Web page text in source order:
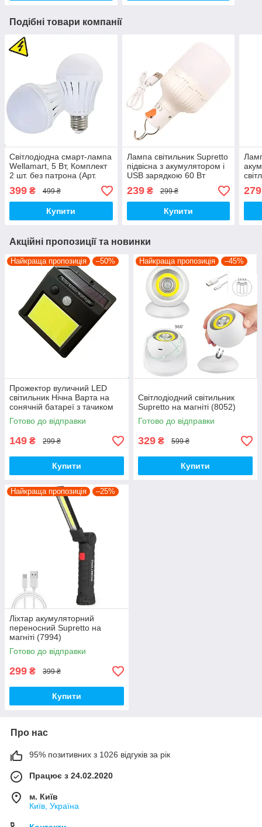
Подібні товари компанії
Світлодіодна смарт-лампа
Wellamart, 5 Вт, Комплект
2 шт. без патрона (Арт.
399 ₴ 499 ₴
Купити
Лампа світильник Supretto
підвісна з акумулятором і
USB зарядкою 60 Вт
239₴ 299 ₴
Купити
279
Акційні пропозиції та новинки
Найкраща пропозиція –50%
Прожектор вуличний LED
світильник Нічна Варта на
сонячній батареї з тачиком
руху (Арт. 5832)
Готово до відправки
149 ₴ 299 ₴
Купити
Найкраща пропозиція –45%
Світлодіодний світильник
Supretto на магніті (8052)
Готово до відправки
329 ₴ 599 ₴
Купити
Найкраща пропозиція –25%
Ліхтар акумуляторний
переносний Supretto на
магніті (7994)
Готово до відправки
299 ₴ 399 ₴
Купити
Про нас
95% позитивних з 1026 відгуків за рік
Працює з 24.02.2020
м. Київ
Київ, Україна